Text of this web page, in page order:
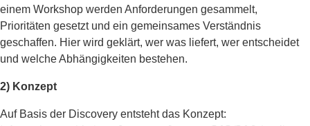
einem Workshop werden Anforderungen gesammelt,
Prioritäten gesetzt und ein gemeinsames Verständnis
geschaffen. Hier wird geklärt, wer was liefert, wer entscheidet
und welche Abhängigkeiten bestehen.
2) Konzept
Auf Basis der Discovery entsteht das Konzept: